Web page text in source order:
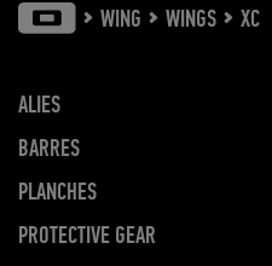
WING WINGS XC
ALIES
BARRES
PLANCHES
PROTECTIVE GEAR